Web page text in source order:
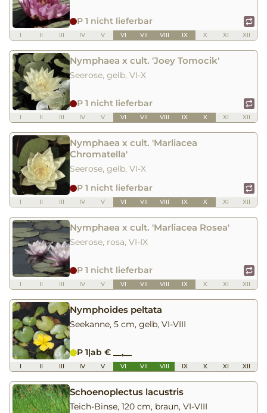
P 1 nicht lieferbar
I II III IV V VI VII VIII IX X XI XII
Nymphaea x cult. 'Joey Tomocik'
Seerose, gelb, VI-X
P 1 nicht lieferbar
I II III IV V VI VII VIII IX X XI XII
Nymphaea x cult. 'Marliacea
Chromatella'
Seerose, gelb, VI-X
P 1 nicht lieferbar
I II III IV V VI VII VIII IX X XI XII
Nymphaea x cult. 'Marliacea Rosea'
Seerose, rosa, VI-IX
P 1 nicht lieferbar
I II III IV V VI VII VIII IX X XI XII
Nymphoides peltata
Seekanne, 5 cm, gelb, VI-VIII
P 1|ab € __,__
I II III IV V VI VII VIII IX X XI XII
Schoenoplectus lacustris
Teich-Binse, 120 cm, braun, VI-VIII